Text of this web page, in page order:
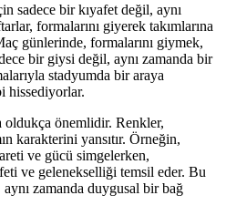
sadece bir kıyafet değil, aynı
formalarını giyerek takımlarına
günlerinde, formalarını giymek,
bir giysi değil, aynı zamanda bir
stadyumda bir araya
hissediyorlar.
oldukça önemlidir. Renkler,
karakterini yansıtır. Örneğin,
ve gücü simgelerken,
ve gelenekselliği temsil eder. Bu
aynı zamanda duygusal bir bağ